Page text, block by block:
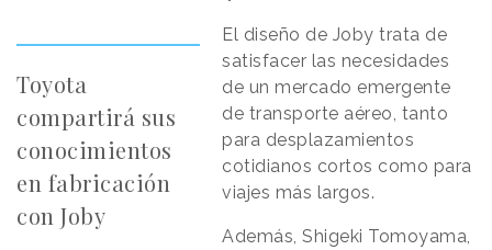
Toyota
compartirá sus
conocimientos
en fabricación
con Joby
El diseño de Joby trata de
satisfacer las necesidades
de un mercado emergente
de transporte aéreo, tanto
para desplazamientos
cotidianos cortos como para
viajes más largos.
Además, Shigeki Tomoyama,